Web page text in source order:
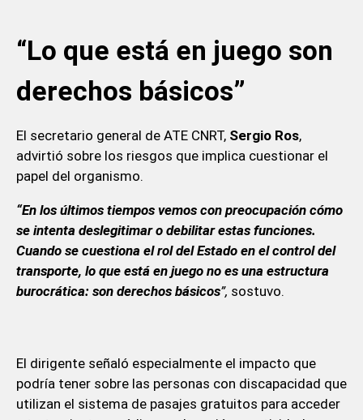
“Lo que está en juego son
derechos básicos”
El secretario general de ATE CNRT, Sergio Ros,
advirtió sobre los riesgos que implica cuestionar el
papel del organismo.
“En los últimos tiempos vemos con preocupación cómo
se intenta deslegitimar o debilitar estas funciones.
Cuando se cuestiona el rol del Estado en el control del
transporte, lo que está en juego no es una estructura
burocrática: son derechos básicos”, sostuvo.
El dirigente señaló especialmente el impacto que
podría tener sobre las personas con discapacidad que
utilizan el sistema de pasajes gratuitos para acceder